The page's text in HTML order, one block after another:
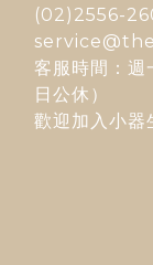
(02)2556-
客服時間：
日公休）
歡迎加入 小器